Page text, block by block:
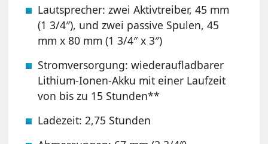
Lautsprecher: zwei Aktivtreiber, 45 mm
(1 3/4″), und zwei passive Spulen, 45
mm x 80 mm (1 3/4″ x 3″)
Stromversorgung: wiederaufladbarer
Lithium-Ionen-Akku mit einer Laufzeit
von bis zu 15 Stunden**
Ladezeit: 2,75 Stunden